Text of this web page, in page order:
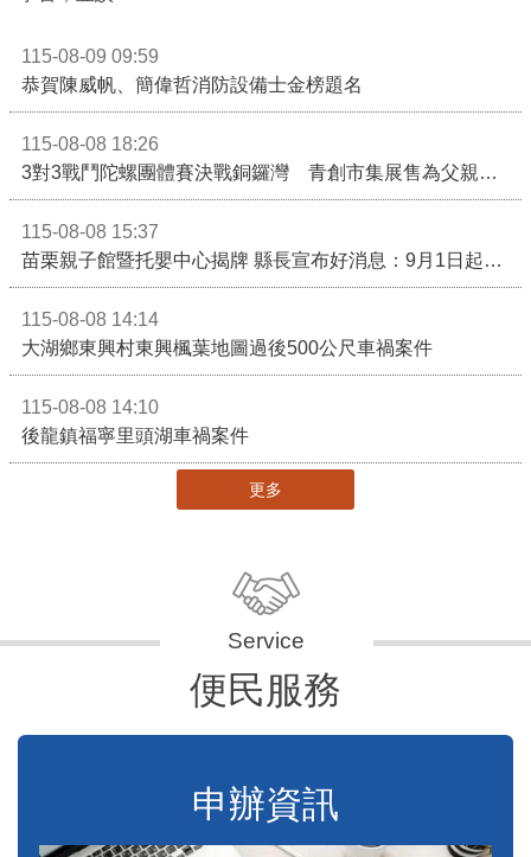
115-08-09 09:59
恭賀陳威帆、簡偉哲消防設備士金榜題名
115-08-08 18:26
3對3戰鬥陀螺團體賽決戰銅鑼灣 青創市集展售為父親節增添繽紛
115-08-08 15:37
苗栗親子館暨托嬰中心揭牌 縣長宣布好消息：9月1日起調降臨時托嬰費用
115-08-08 14:14
大湖鄉東興村東興楓葉地圖過後500公尺車禍案件
115-08-08 14:10
後龍鎮福寧里頭湖車禍案件
更多
便民服務
申辦資訊